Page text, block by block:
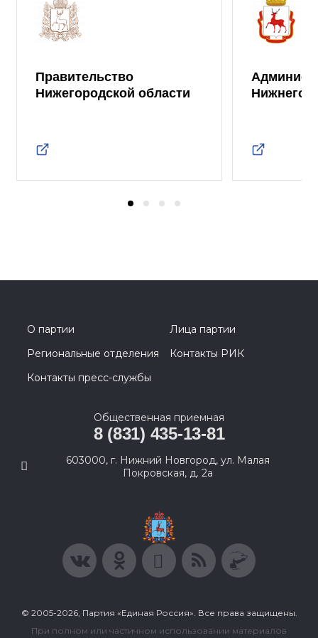
Правительство
Нижегородской области
Нижнего
О партии
Лица партии
Региональные отделения
Контакты РИК
Контакты пресс-службы
Общественная приемная
8 (831) 435-13-81
603000, г. Нижний Новгород, ул. Малая
Покровская, д. 2а
© 2005-2026, Партия «Единая Россия». Все права защищены.
При полном или частичном использовании материалов